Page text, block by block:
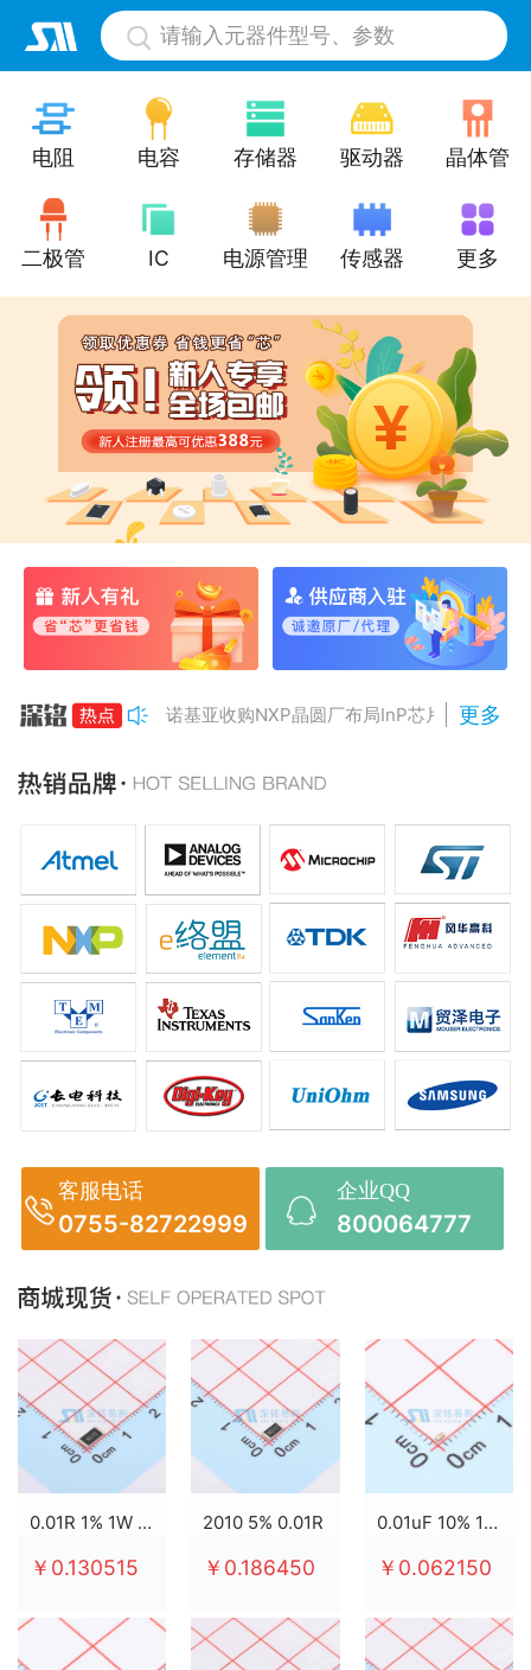
请输入元器件型号、参数
电阻 电容 存储器 驱动器 晶体管
二极管 IC 电源管理 传感器 更多
诺基亚收购NXP晶圆厂布局InP芯片
Anthropic组建AI芯片团队
AMD二季度营收增50%，数据中心业务将翻倍
更多
客服电话
0755-82722999
企业QQ
800064777
0.01R 1% 1W 2512
￥0.130515
2010 5% 0.01R
￥0.186450
0.01uF 10% 100V X7R 0603
￥0.062150